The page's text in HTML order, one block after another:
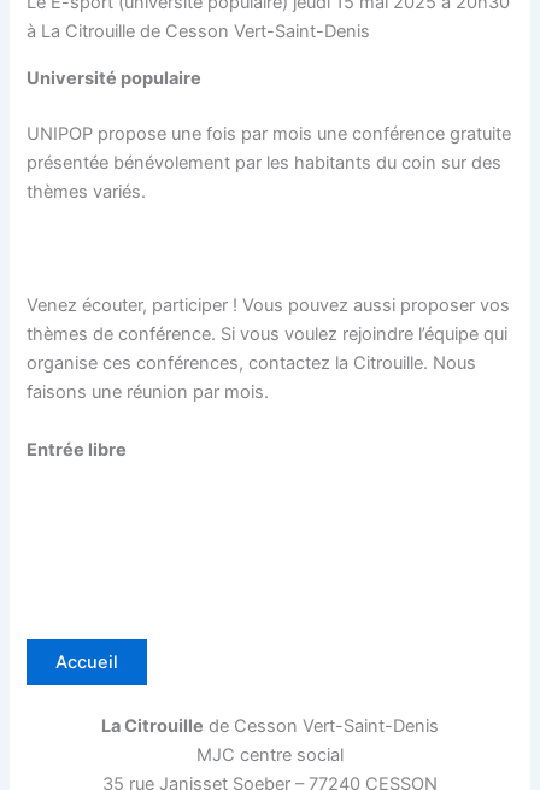
à La Citrouille de Cesson Vert-Saint-Denis
Université populaire
UNIPOP propose une fois par mois une conférence gratuite
présentée bénévolement par les habitants du coin sur des
thèmes variés.
Venez écouter, participer ! Vous pouvez aussi proposer vos
thèmes de conférence. Si vous voulez rejoindre l’équipe qui
organise ces conférences, contactez la Citrouille. Nous
faisons une réunion par mois.
Entrée libre
Accueil
La Citrouille de Cesson Vert-Saint-Denis
MJC centre social
35 rue Janisset Soeber – 77240 CESSON